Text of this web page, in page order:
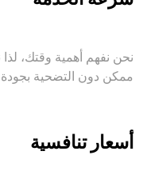
نحن نفهم أهمية وقتك،
ممكن دون التضحية
أسعار تنافسية